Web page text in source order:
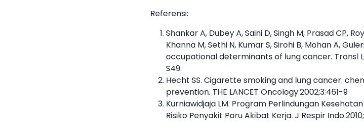
Referensi:
Shankar A, Dubey A, Saini D, Singh M, Prasad CP,
Khanna M, Sethi N, Kumar S, Sirohi B, Mohan A,
occupational determinants of lung cancer. Transl
S49.
Hecht SS. Cigarette smoking and lung cancer:
prevention. THE LANCET Oncology.2002;3:461-9
Kurniawidjaja LM. Program Perlindungan
Risiko Penyakit Paru Akibat Kerja. J Respir